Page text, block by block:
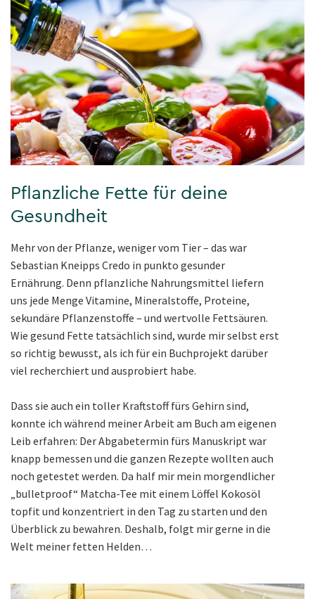
Pflanzliche Fette für deine
Gesundheit
Mehr von der Pflanze, weniger vom Tier – das war
Sebastian Kneipps Credo in punkto gesunder
Ernährung. Denn pflanzliche Nahrungsmittel liefern
uns jede Menge Vitamine, Mineralstoffe, Proteine,
sekundäre Pflanzenstoffe – und wertvolle Fettsäuren.
Wie gesund Fette tatsächlich sind, wurde mir selbst erst
so richtig bewusst, als ich für ein Buchprojekt darüber
viel recherchiert und ausprobiert habe.
Dass sie auch ein toller Kraftstoff fürs Gehirn sind,
konnte ich während meiner Arbeit am Buch am eigenen
Leib erfahren: Der Abgabetermin fürs Manuskript war
knapp bemessen und die ganzen Rezepte wollten auch
noch getestet werden. Da half mir mein morgendlicher
„bulletproof“ Matcha-Tee mit einem Löffel Kokosöl
topfit und konzentriert in den Tag zu starten und den
Überblick zu bewahren. Deshalb, folgt mir gerne in die
Welt meiner fetten Helden…